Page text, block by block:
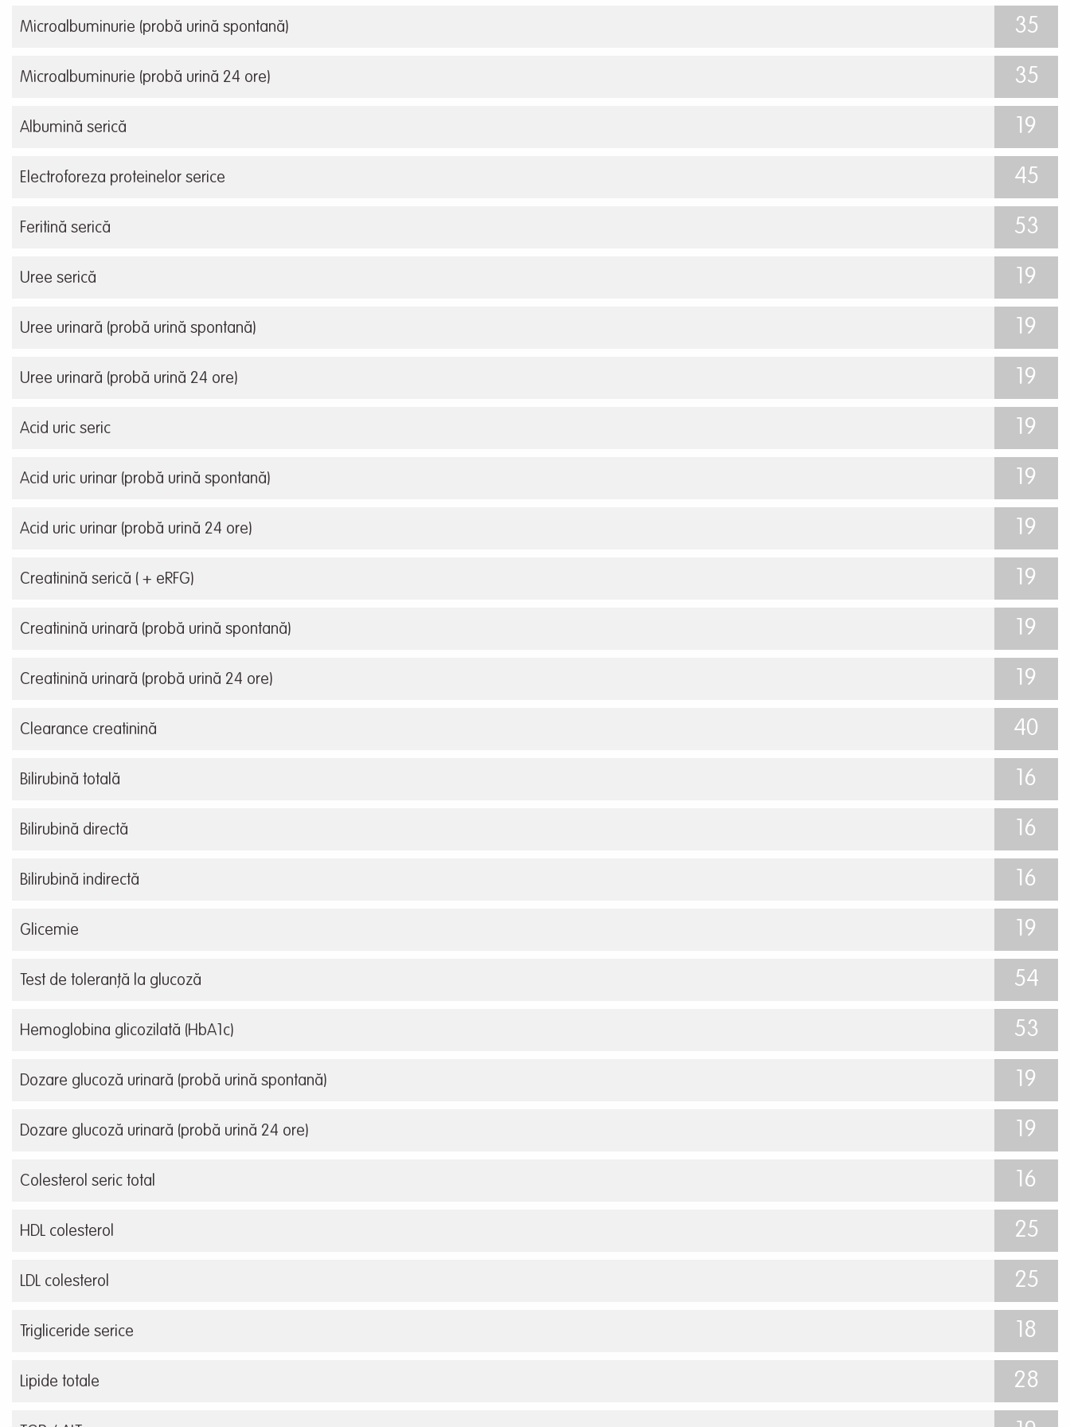
Microalbuminurie (probă urină spontană) 35
Microalbuminurie (probă urină 24 ore) 35
Albumină serică 19
Electroforeza proteinelor serice 45
Feritină serică 53
Uree serică 19
Uree urinară (probă urină spontană) 19
Uree urinară (probă urină 24 ore) 19
Acid uric seric 19
Acid uric urinar (probă urină spontană) 19
Acid uric urinar (probă urină 24 ore) 19
Creatinină serică ( + eRFG) 19
Creatinină urinară (probă urină spontană) 19
Creatinină urinară (probă urină 24 ore) 19
Clearance creatinină 40
Bilirubină totală 16
Bilirubină directă 16
Bilirubină indirectă 16
Glicemie 19
Test de toleranță la glucoză 54
Hemoglobina glicozilată (HbA1c) 53
Dozare glucoză urinară (probă urină spontană) 19
Dozare glucoză urinară (probă urină 24 ore) 19
Colesterol seric total 16
HDL colesterol 25
LDL colesterol 25
Trigliceride serice 18
Lipide totale 28